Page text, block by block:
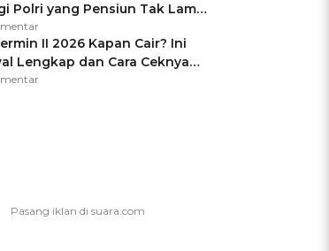
Polri yang Pensiun Tak Lama
Brigjen
II 2026 Kapan Cair? Ini
Lengkap dan Cara Ceknya
Tidak Hangus!